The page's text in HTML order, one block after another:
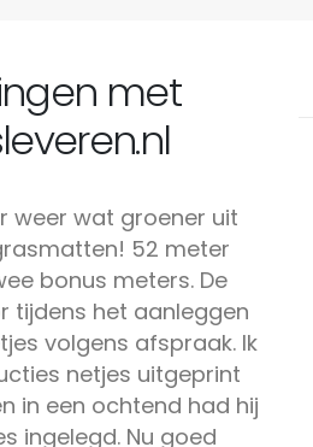
met
weer wat groener uit
52 meter
bonus meters. De
tijdens het aanleggen
volgens afspraak. Ik
netjes uitgeprint
in een ochtend had hij
ingelegd. Nu goed